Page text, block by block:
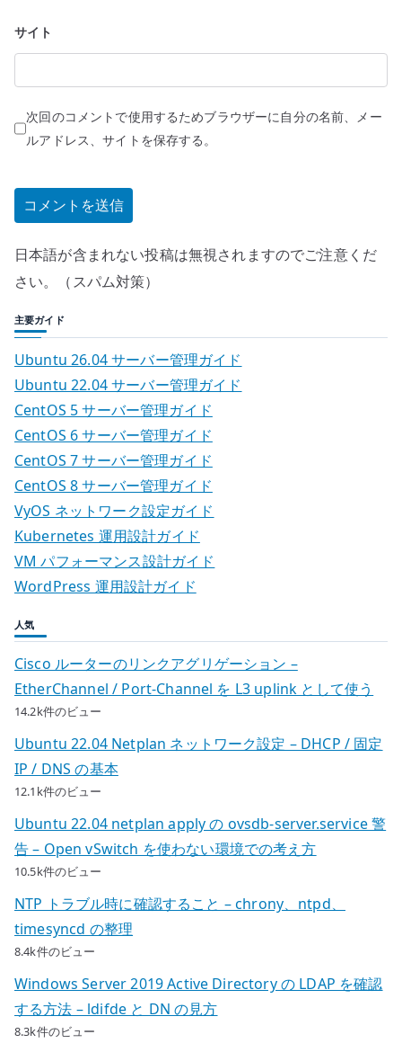
サイト
次回のコメントで使用するためブラウザーに自分の名前、メー
ルアドレス、サイトを保存する。
日本語が含まれない投稿は無視されますのでご注意くだ
さい。（スパム対策）
主要ガイド
Ubuntu 26.04 サーバー管理ガイド
Ubuntu 22.04 サーバー管理ガイド
CentOS 5 サーバー管理ガイド
CentOS 6 サーバー管理ガイド
CentOS 7 サーバー管理ガイド
CentOS 8 サーバー管理ガイド
VyOS ネットワーク設定ガイド
Kubernetes 運用設計ガイド
VM パフォーマンス設計ガイド
WordPress 運用設計ガイド
人気
Cisco ルーターのリンクアグリゲーション –
EtherChannel / Port-Channel を L3 uplink として使う
14.2k件のビュー
Ubuntu 22.04 Netplan ネットワーク設定 – DHCP / 固定
IP / DNS の基本
12.1k件のビュー
Ubuntu 22.04 netplan apply の ovsdb-server.service 警
告 – Open vSwitch を使わない環境での考え方
10.5k件のビュー
NTP トラブル時に確認すること – chrony、ntpd、
timesyncd の整理
8.4k件のビュー
Windows Server 2019 Active Directory の LDAP を確認
する方法 – ldifde と DN の見方
8.3k件のビュー